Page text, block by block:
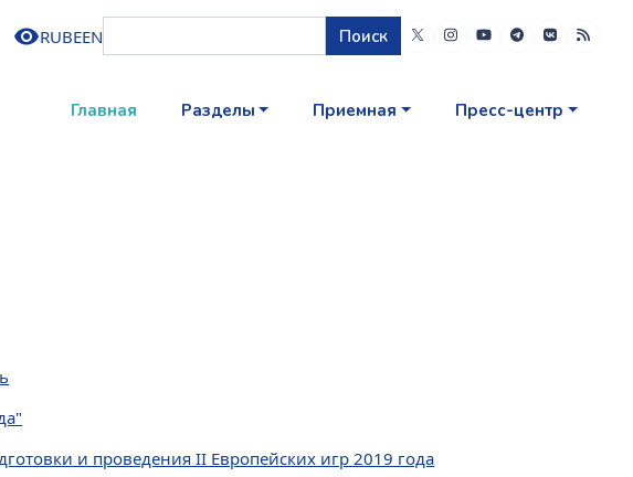
RUBEEN Поиск
Главная Разделы Приемная Пресс-центр
и проведения II Европейских игр 2019 года